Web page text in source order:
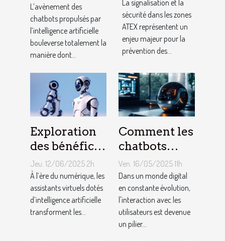
transforment-
ils le service
client ?
L’avènement des
chatbots propulsés par
l’intelligence artificielle
bouleverse totalement la
manière dont...
sécurité
adaptées aux
zones ATEX
La signalisation et la
sécurité dans les zones
ATEX représentent un
enjeu majeur pour la
prévention des...
Exploration
des bénéfices
des assistants
virtuels
basés sur l'IA
en français
Jeu. 12/06/2025 2h
À l’ère du numérique, les
assistants virtuels dotés
d’intelligence artificielle
transforment les...
Comment les
chatbots
améliorent
l'engagement
et la
conversion
des
utilisateurs
Ven. 16/05/2025 11h
Dans un monde digital
en constante évolution,
l'interaction avec les
utilisateurs est devenue
un pilier...